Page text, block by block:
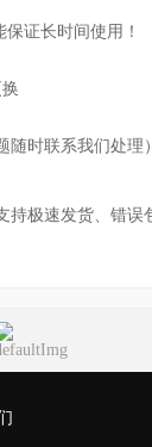
证长时间使用！
时联系我们处理）
持极速发货、错误